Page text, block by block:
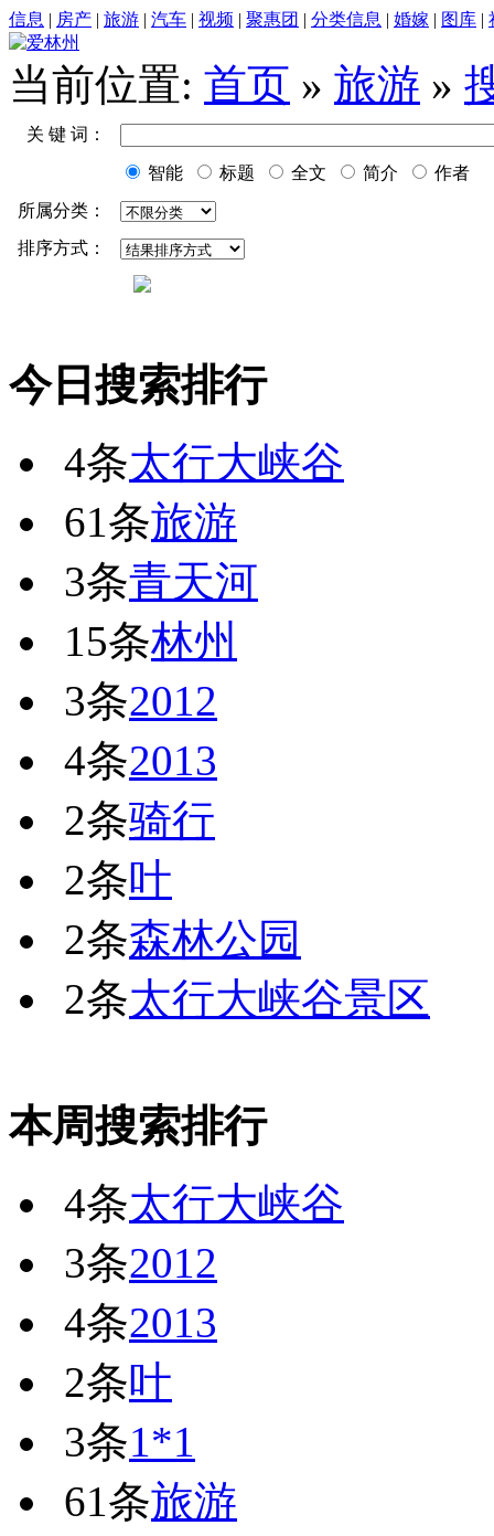
信息 | 房产 | 旅游 | 汽车 | 视频 | 聚惠团 | 分类信息 | 婚嫁 | 图库 |
当前位置: 首页 » 旅游 »
关 键 词：
智能 标题 全文 简介
作者
所属分类：
排序方式：
今日搜索排行
4条太行大峡谷
61条旅游
3条青天河
15条林州
3条2012
4条2013
2条骑行
2条叶
2条森林公园
2条太行大峡谷景区
本周搜索排行
4条太行大峡谷
3条2012
4条2013
2条叶
3条1*1
61条旅游